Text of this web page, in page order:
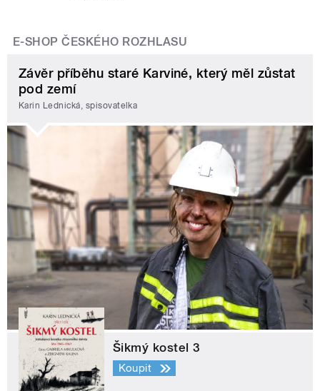
E-SHOP ČESKÉHO ROZHLASU
Závěr příběhu staré Karviné, který měl zůstat
pod zemí
Karin Lednická, spisovatelka
Šikmý kostel 3
Koupit